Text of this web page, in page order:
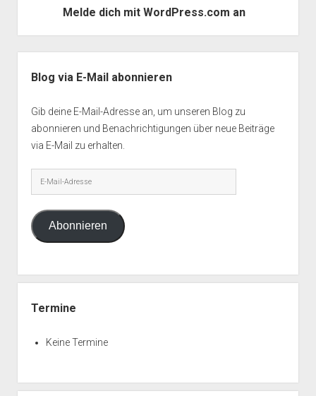
Melde dich mit WordPress.com an
Blog via E-Mail abonnieren
Gib deine E-Mail-Adresse an, um unseren Blog zu
abonnieren und Benachrichtigungen über neue Beiträge
via E-Mail zu erhalten.
Mail-
Adresse
Abonnieren
Termine
Keine Termine